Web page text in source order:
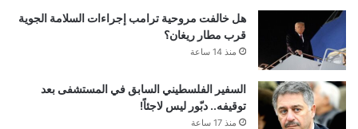
هل خالفت مروحية ترامب إجراءات السلامة الجوية
قرب مطار ريغان؟
منذ 14 ساعة
السفير الفلسطيني السابق في المستشفى بعد
توقيفه.. دبّور ليس لاجئاً!
منذ 17 ساعة